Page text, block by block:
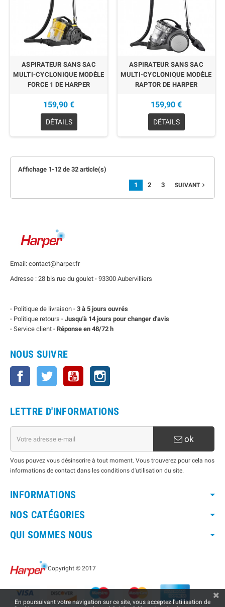
ASPIRATEUR SANS SAC
MULTI-CYCLONIQUE MODÈLE
FORCE 1 DE HARPER
159,90 €
DÉTAILS
ASPIRATEUR SANS SAC
MULTI-CYCLONIQUE MODÈLE
RAPTOR DE HARPER
159,90 €
DÉTAILS
Affichage 1-12 de 32 article(s)
1 2 3 SUIVANT
Email: contact@harper.fr
Adresse : 28 bis rue du goulet - 93300 Aubervilliers
- Politique de livraison - 3 à 5 jours ouvrés
- Politique retours - Jusqu'à 14 jours pour changer d'avis
- Service client - Réponse en 48/72 h
NOUS SUIVRE
Facebook Twitter YouTube
LETTRE D'INFORMATIONS
ok
Vous pouvez vous désinscrire à tout moment. Vous trouverez pour cela nos
informations de contact dans les conditions d'utilisation du site.
INFORMATIONS
NOS CATÉGORIES
QUI SOMMES NOUS
Copyright © 2017
En poursuivant votre navigation sur ce site, vous acceptez l'utilisation de